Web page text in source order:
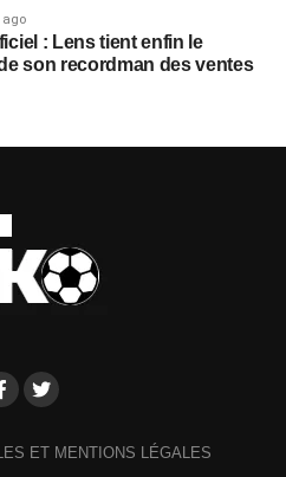
ago
: Lens tient enfin le
son recordman des ventes
ET MENTIONS LÉGALES